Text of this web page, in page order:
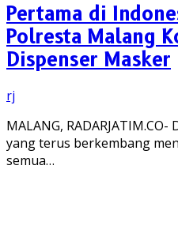
Pertama di
Polresta Malang
Dispenser Masker
rj
MALANG,
yang terus berkembang
semua…